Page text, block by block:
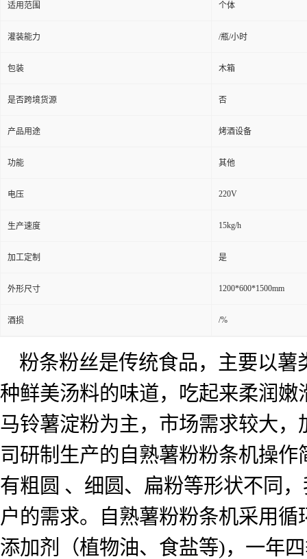
适用范围 个体
灌装能力 /瓶/小时
包装 木箱
是否跨境货源 否
产品用途 烤酒设备
功能 其他
电压 220V
生产速度 15kg/h
加工定制 是
外形尺寸 1200*600*1500mm
酒损 /%
粉条粉丝是传统食品，主要以薯
种鲜美汤料的味道，吃起来柔润嫩
马铃薯淀粉为主，市场需求较大
司研制生产的自熟薯粉粉条机操
有粗圆 、细圆、扁粉等形状不同
户的需求。自熟薯粉粉条机采用
添加剂（植物油、食盐等)，一年